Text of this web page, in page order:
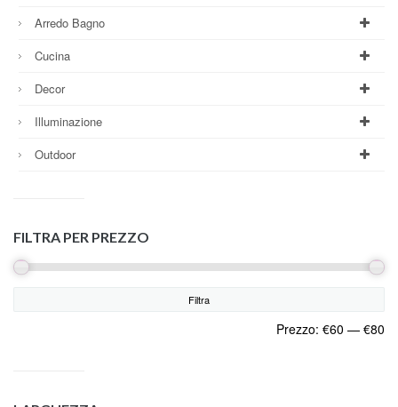
Arredo Bagno
Cucina
Decor
Illuminazione
Outdoor
FILTRA PER PREZZO
Filtra
Prezzo: €60 — €80